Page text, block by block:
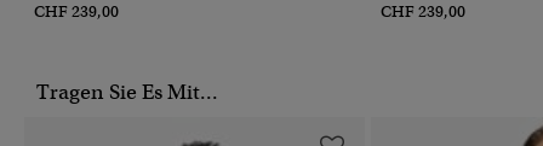
CHF 239,00 CHF 239,00
Tragen Sie Es Mit...